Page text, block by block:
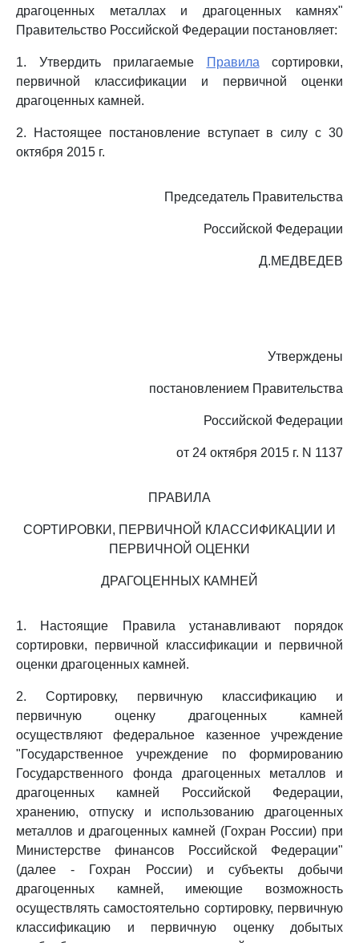
драгоценных металлах и драгоценных камнях"
Правительство Российской Федерации постановляет:
1. Утвердить прилагаемые Правила сортировки,
первичной классификации и первичной оценки
драгоценных камней.
2. Настоящее постановление вступает в силу с 30
октября 2015 г.
Председатель Правительства
Российской Федерации
Д.МЕДВЕДЕВ
Утверждены
постановлением Правительства
Российской Федерации
от 24 октября 2015 г. N 1137
ПРАВИЛА
СОРТИРОВКИ, ПЕРВИЧНОЙ КЛАССИФИКАЦИИ И
ПЕРВИЧНОЙ ОЦЕНКИ
ДРАГОЦЕННЫХ КАМНЕЙ
1. Настоящие Правила устанавливают порядок
сортировки, первичной классификации и первичной
оценки драгоценных камней.
2. Сортировку, первичную классификацию и
первичную оценку драгоценных камней
осуществляют федеральное казенное учреждение
"Государственное учреждение по формированию
Государственного фонда драгоценных металлов и
драгоценных камней Российской Федерации,
хранению, отпуску и использованию драгоценных
металлов и драгоценных камней (Гохран России) при
Министерстве финансов Российской Федерации"
(далее - Гохран России) и субъекты добычи
драгоценных камней, имеющие возможность
осуществлять самостоятельно сортировку, первичную
классификацию и первичную оценку добытых